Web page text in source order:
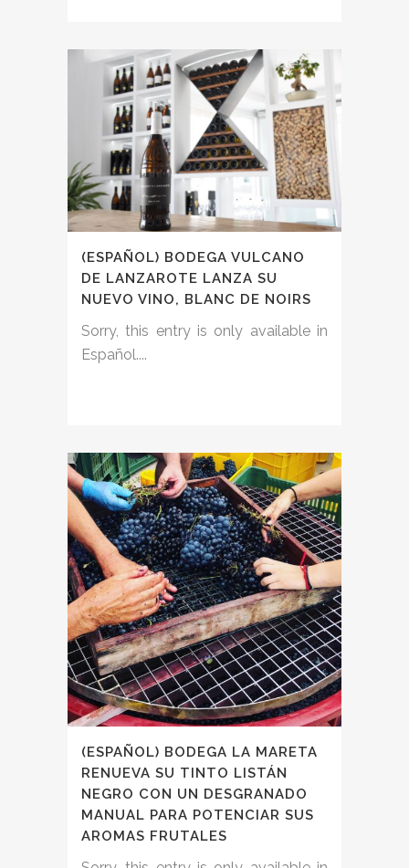
(ESPAÑOL) BODEGA VULCANO
DE LANZAROTE LANZA SU
NUEVO VINO, BLANC DE NOIRS
Sorry, this entry is only available in
Español....
(ESPAÑOL) BODEGA LA MARETA
RENUEVA SU TINTO LISTÁN
NEGRO CON UN DESGRANADO
MANUAL PARA POTENCIAR SUS
AROMAS FRUTALES